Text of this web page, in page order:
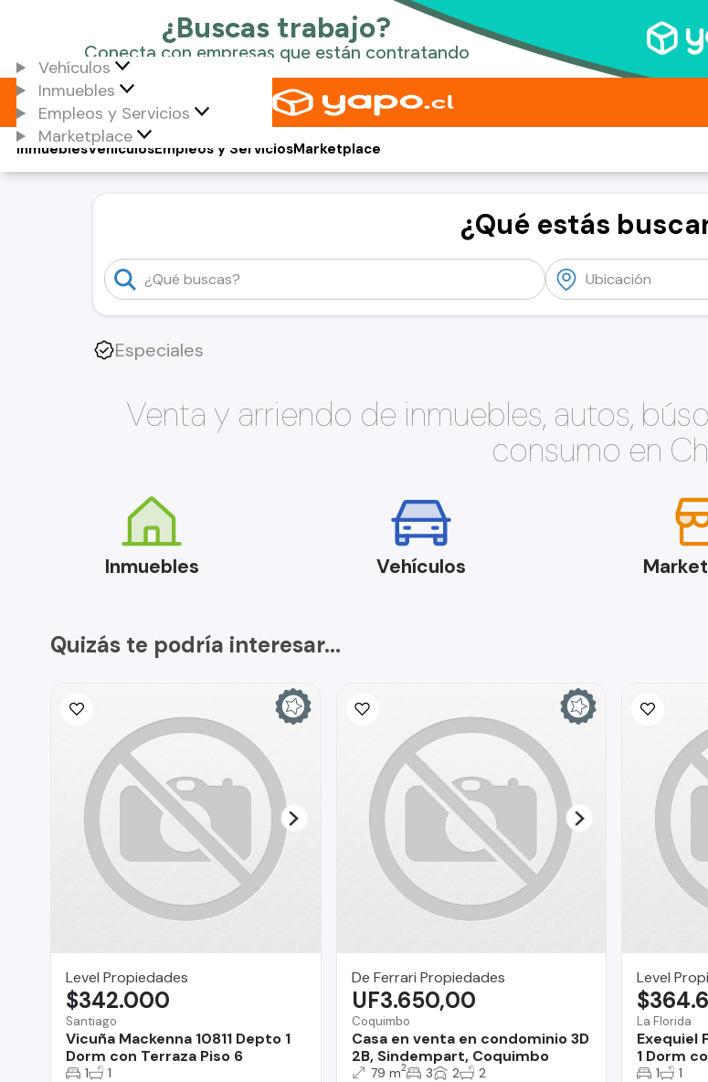
Vehículos
Inmuebles
Empleos y Servicios
Marketplace
Vehículos
Inmuebles Empleos y ServiciosMarketplace
¿Qué estás
Especiales
Venta y arriendo de inmuebles, autos,
consumo en
Inmuebles Vehículos
Quizás te podría interesar...
Level Propiedades
Santiago
Vicuña Mackenna 10811 Depto 1
Dorm con Terraza Piso 6
$342.000
1 1
De Ferrari Propiedades
Coquimbo
Casa en venta en condominio 3D
2B, Sindempart, Coquimbo
UF3.650,00
79 m2 3 2 2
Level
La Florida
Exequiel
1 Dorm
1 1